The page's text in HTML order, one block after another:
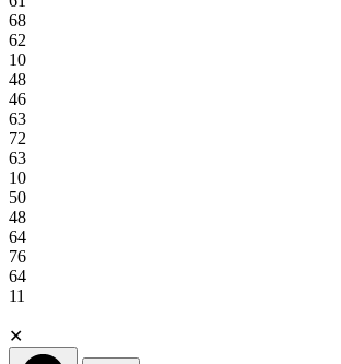
68
62
10
48
46
63
72
63
10
50
48
64
76
64
11
✕